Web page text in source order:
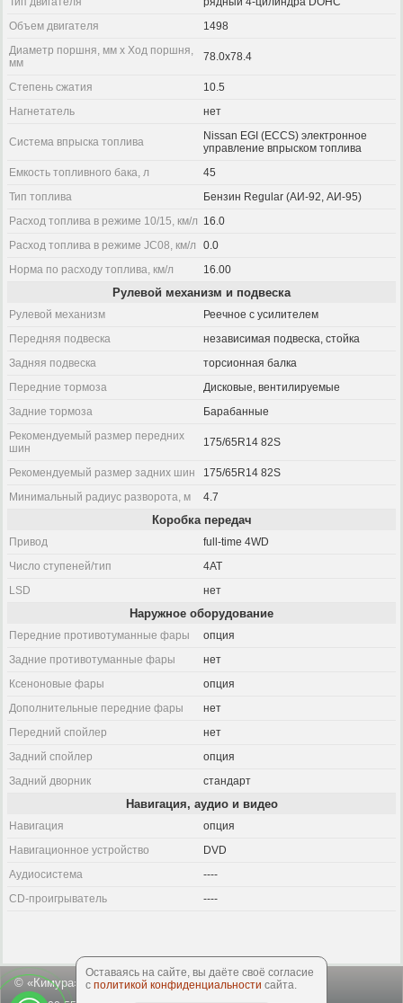
Объем двигателя
1498
Диаметр поршня, мм x Ход поршня,
мм
78.0x78.4
Степень сжатия
10.5
Нагнетатель
нет
Система впрыска топлива
Nissan EGI (ECCS) электронное
управление впрыском топлива
Емкость топливного бака, л
45
Тип топлива
Бензин Regular (АИ-92, АИ-95)
Расход топлива в режиме 10/15, км/л 16.0
Расход топлива в режиме JC08, км/л
0.0
Норма по расходу топлива, км/л
16.00
Рулевой механизм и подвеска
Рулевой механизм
Реечное с усилителем
Передняя подвеска
независимая подвеска, стойка
Задняя подвеска
торсионная балка
Передние тормоза
Дисковые, вентилируемые
Задние тормоза
Барабанные
Рекомендуемый размер передних
шин
175/65R14 82S
Рекомендуемый размер задних шин
175/65R14 82S
Минимальный радиус разворота, м
4.7
Коробка передач
Привод
full-time 4WD
Число ступеней/тип
4AT
LSD
нет
Наружное оборудование
Передние противотуманные фары
опция
Задние противотуманные фары
нет
Ксеноновые фары
опция
Дополнительные передние фары
нет
Передний спойлер
нет
Задний спойлер
опция
Задний дворник
стандарт
Навигация, аудио и видео
Навигация
опция
Навигационное устройство
DVD
Аудиосистема
----
CD-проигрыватель
----
© «Кимура», 2003-2026
Оставаясь на сайте, вы даёте своё согласие
с политикой конфиденциальности сайта.